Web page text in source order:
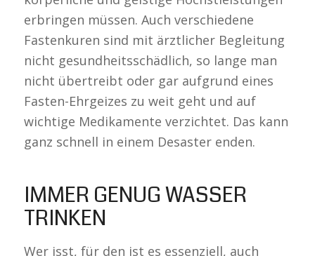
erbringen müssen. Auch verschiedene
Fastenkuren sind mit ärztlicher Begleitung
nicht gesundheitsschädlich, so lange man
nicht übertreibt oder gar aufgrund eines
Fasten-Ehrgeizes zu weit geht und auf
wichtige Medikamente verzichtet. Das kann
ganz schnell in einem Desaster enden.
IMMER GENUG WASSER
TRINKEN
Wer isst, für den ist es essenziell, auch